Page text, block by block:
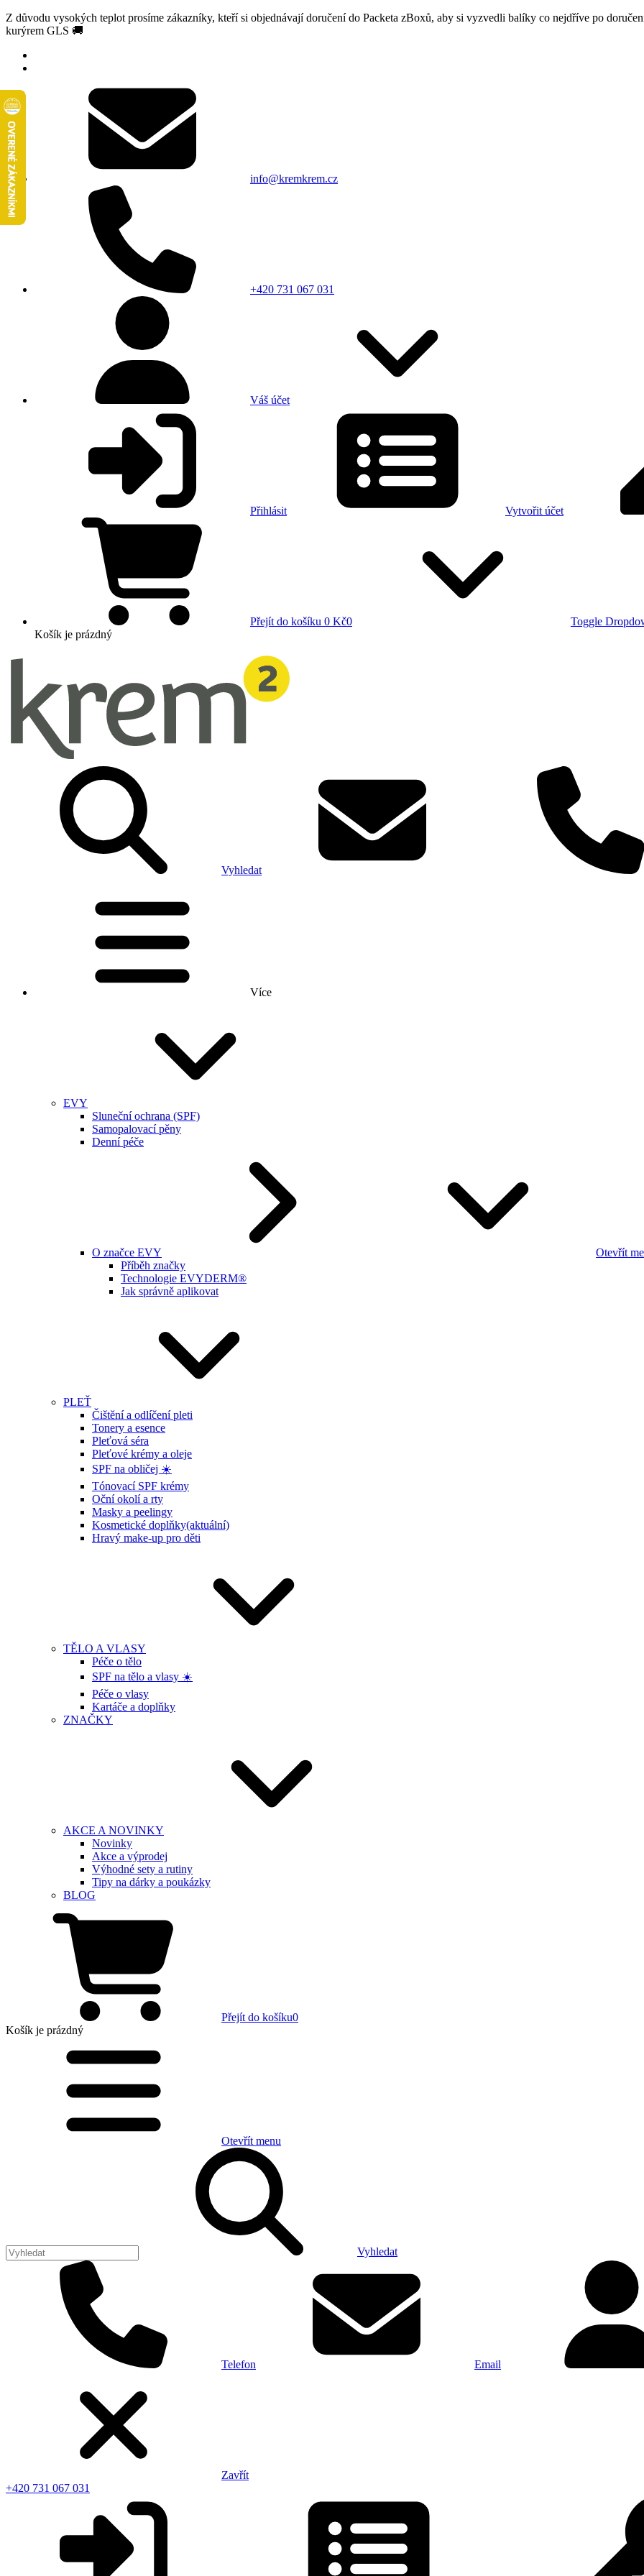
Z důvodu vysokých teplot prosíme zákazníky, kteří si objednávají doručení do Packeta zBoxů, aby si vyzvedli balíky co nejdříve po
kurýrem GLS 🚚
info@kremkrem.cz
+420 731 067 031
Váš účet
Přihlásit Vytvořit účet
Přejít do košíku 0 Kč0
Toggle
Košík je prázdný
Vyhledat
Více
EVY
Sluneční ochrana (SPF)
Samopalovací pěny
Denní péče
O značce EVY
Otevřít
Příběh značky
Technologie EVYDERM®
Jak správně aplikovat
PLEŤ
Čištění a odlíčení pleti
Tonery a esence
Pleťová séra
Pleťové krémy a oleje
SPF na obličej ☀️
Tónovací SPF krémy
Oční okolí a rty
Masky a peelingy
Kosmetické doplňky(aktuální)
Hravý make-up pro děti
TĚLO A VLASY
Péče o tělo
SPF na tělo a vlasy ☀️
Péče o vlasy
Kartáče a doplňky
ZNAČKY
AKCE A NOVINKY
Novinky
Akce a výprodej
Výhodné sety a rutiny
Tipy na dárky a poukázky
BLOG
Přejít do košíku0
Košík je prázdný
Otevřít menu
Vyhledat
Telefon Email
Zavřít
+420 731 067 031